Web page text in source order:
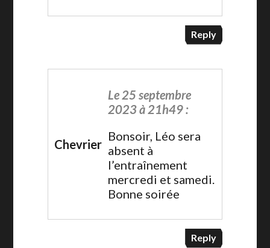
Reply
Chevrier
Le 25 septembre
2023 à 21h49 :
Bonsoir, Léo sera
absent à
l’entraînement
mercredi et samedi.
Bonne soirée
Reply